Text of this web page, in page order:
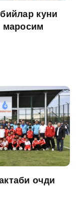
куни
маросим
очди